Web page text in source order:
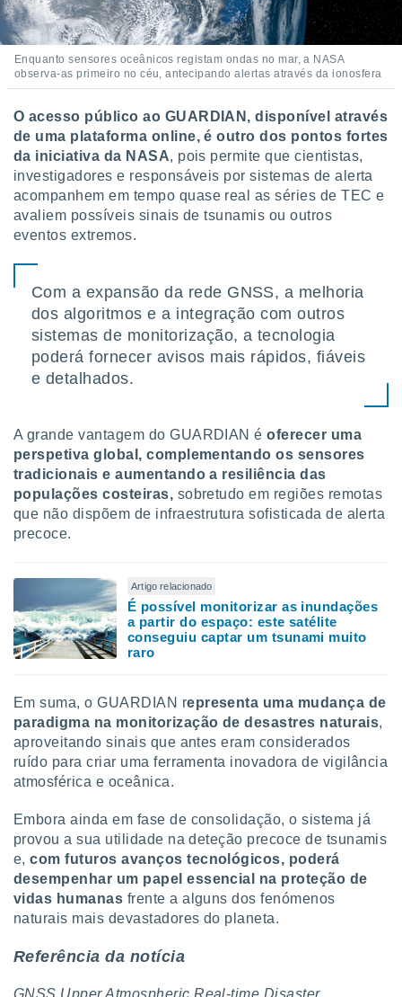
Enquanto sensores oceânicos registam ondas no mar, a NASA
observa-as primeiro no céu, antecipando alertas através da ionosfera
O acesso público ao GUARDIAN, disponível através
de uma plataforma online, é outro dos pontos fortes
da iniciativa da NASA, pois permite que cientistas,
investigadores e responsáveis por sistemas de alerta
acompanhem em tempo quase real as séries de TEC e
avaliem possíveis sinais de tsunamis ou outros
eventos extremos.
Com a expansão da rede GNSS, a melhoria
dos algoritmos e a integração com outros
sistemas de monitorização, a tecnologia
poderá fornecer avisos mais rápidos, fiáveis
e detalhados.
A grande vantagem do GUARDIAN éoferecer uma
perspetiva global, complementando os sensores
tradicionais e aumentando a resiliência das
populações costeiras, sobretudo em regiões remotas
que não dispõem de infraestrutura sofisticada de alerta
precoce.
Artigo relacionado
É possível monitorizar as inundações
a partir do espaço: este satélite
conseguiu captar um tsunami muito
raro
Em suma, o GUARDIAN representa uma mudança de
paradigma na monitorização de desastres naturais,
aproveitando sinais que antes eram considerados
ruído para criar uma ferramenta inovadora de vigilância
atmosférica e oceânica.
Embora ainda em fase de consolidação, o sistema já
provou a sua utilidade na deteção precoce de tsunamis
e,com futuros avanços tecnológicos, poderá
desempenhar um papel essencial na proteção de
vidas humanas frente a alguns dos fenómenos
naturais mais devastadores do planeta.
Referência da notícia
GNSS Upper Atmospheric Real-time Disaster